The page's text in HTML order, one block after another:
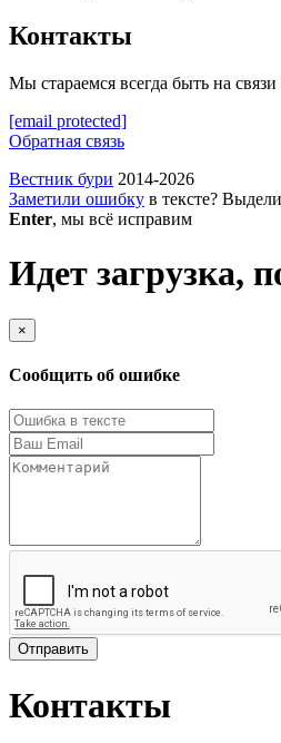
Контакты
Мы стараемся всегда быть на
[email protected]
Обратная связь
Вестник бури 2014-2026
Заметили ошибку в тексте?
Enter, мы всё исправим
Идет загрузка,
×
Сообщить об ошибке
Отправить
Контакты